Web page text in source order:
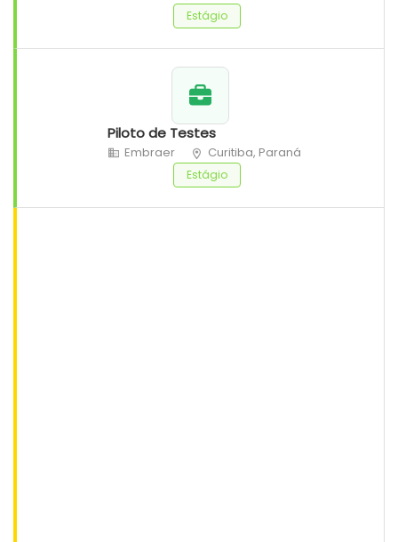
Estágio
Piloto de Testes
Embraer Curitiba, Paraná
Estágio